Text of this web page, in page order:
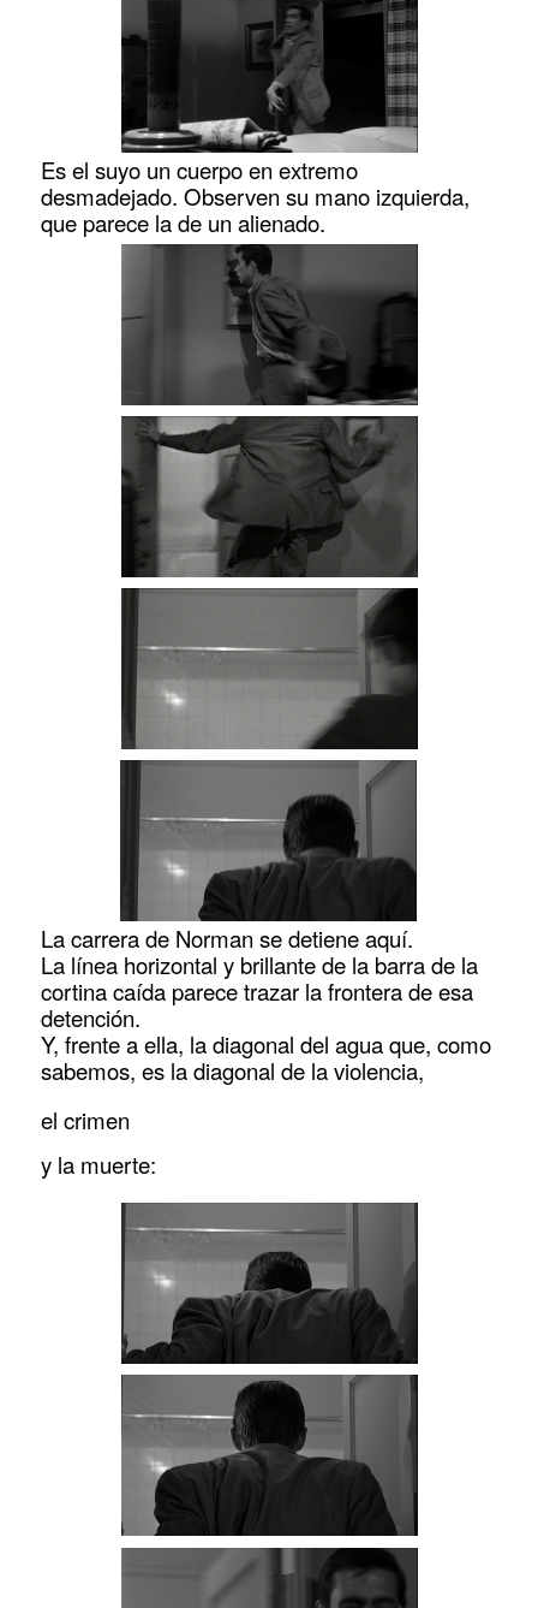
Es el suyo un cuerpo en extremo
desmadejado. Observen su mano izquierda,
que parece la de un alienado.
La carrera de Norman se detiene aquí.
La línea horizontal y brillante de la barra de la
cortina caída parece trazar la frontera de esa
detención.
Y, frente a ella, la diagonal del agua que, como
sabemos, es la diagonal de la violencia,
el crimen
y la muerte: